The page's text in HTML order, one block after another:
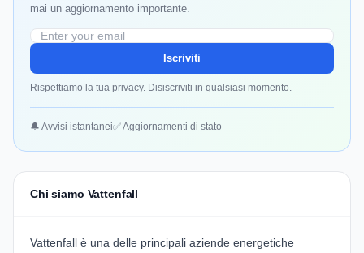
mai un aggiornamento importante.
Iscriviti
Rispettiamo la tua privacy. Disiscriviti in qualsiasi momento.
🔔 Avvisi istantanei✅ Aggiornamenti di stato
Chi siamo Vattenfall
Vattenfall è una delle principali aziende energetiche